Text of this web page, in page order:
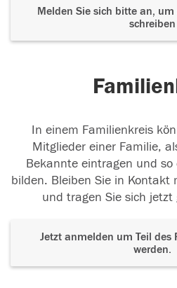
Melden Sie sich bitte an,
schreiben
In einem Familienkreis
Mitglieder einer Familie,
Bekannte eintragen und so
bilden. Bleiben Sie in Kontakt
und tragen Sie sich
Jetzt anmelden um Teil des
werden.